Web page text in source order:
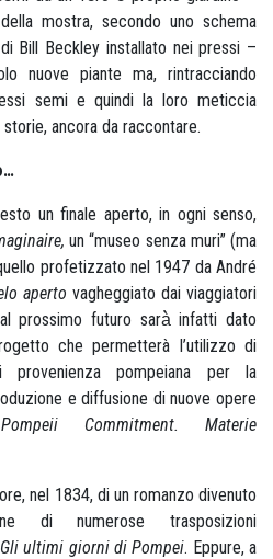
mostra, secondo uno schema
Bill Beckley installato nei pressi –
nuove piante ma, rintracciando
semi e quindi la loro meticcia
ancora da raccontare.
un finale aperto, in ogni senso,
un “museo senza muri” (ma
profetizzato nel 1947 da André
aperto vagheggiato dai viaggiatori
prossimo futuro sarà̀ infatti dato
che permetterà l’utilizzo di
provenienza pompeiana per la
e diffusione di nuove opere
Pompeii Commitment. Materie
nel 1834, di un romanzo divenuto
di numerose trasposizioni
Gli ultimi giorni di Pompei. Eppure, a